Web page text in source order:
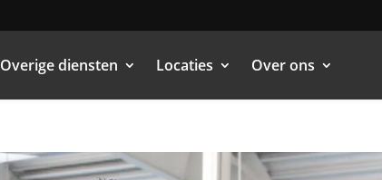
Overige diensten Locaties Over ons